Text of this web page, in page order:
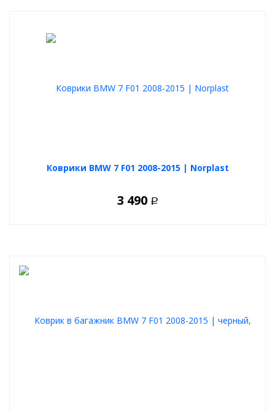
Коврики BMW 7 F01 2008-2015 | Norplast
3 490 Р